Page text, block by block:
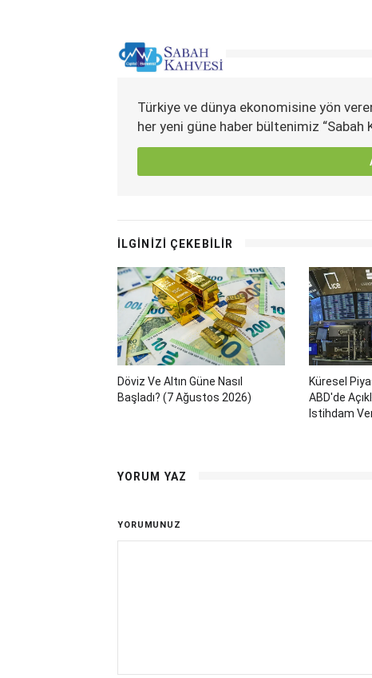
Türkiye ve dünya ekonomisine yön
her yeni güne haber bültenimiz
İLGİNİZİ ÇEKEBİLİR
Döviz Ve Altın Güne Nasıl
Başladı? (7 Ağustos 2026)
Küresel
ABD'de
Istihdam
YORUM YAZ
YORUMUNUZ